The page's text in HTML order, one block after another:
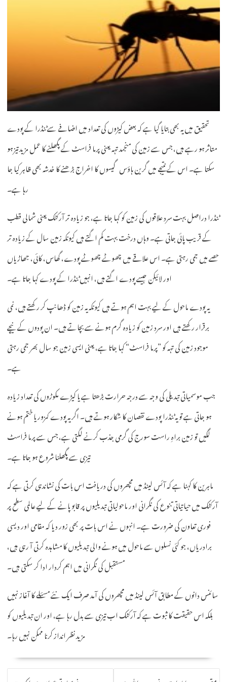
تحقیق میں یہ بھی بتایا گیا ہے کہ بعض کیڑوں کی تعداد میں اضافے سے ٹنڈرا کے پودے
متاثر ہو رہے ہیں، جس سے زمین کی منجمد تہہ یعنی پرما فراسٹ کے پگھلنے کا عمل مزید تیز ہو
سکتا ہے۔ اس کے نتیجے میں گرین ہاؤس گیسوں کا اخراج بڑھنے کا خدشہ بھی ظاہر کیا جا
رہا ہے۔
ٹنڈرا دراصل بہت سرد علاقوں کی زمین کو کہا جاتا ہے، جو زیادہ تر آرکٹک یعنی شمالی قطب
کے قریب پائی جاتی ہے۔ وہاں درخت بہت کم اگتے ہیں کیونکہ زمین سال کے زیادہ تر
حصے میں جمی رہتی ہے۔ اس علاقے میں چھوٹے چھوٹے پودے، گھاس، کائی، جھاڑیاں
اور لائیکن جیسے پودے اگتے ہیں، انہیں ٹنڈرا کے پودے کہا جاتا ہے۔
یہ پودے ماحول کے لیے بہت اہم ہوتے ہیں کیونکہ یہ زمین کو ڈھانپ کر رکھتے ہیں، نمی
برقرار رکھتے ہیں اور سرد زمین کو زیادہ گرم ہونے سے بچاتے ہیں۔ ان پودوں کے نیچے
موجود زمین کی تہہ کو ”پرما فراسٹ“ کہا جاتا ہے، یعنی ایسی زمین جو سال بھر جمی رہتی
ہے۔
جب موسمیاتی تبدیلی کی وجہ سے درجہ حرارت بڑھتا ہے یا کیڑے مکوڑوں کی تعداد زیادہ
ہو جاتی ہے تو یہ ٹنڈرا پودے نقصان کا شکار ہوتے ہیں۔ اگر یہ پودے کمزور یا ختم ہونے
لگیں تو زمین براہِ راست سورج کی گرمی جذب کرنے لگتی ہے، جس سے پرما فراسٹ
تیزی سے پگھلنا شروع ہو جاتا ہے۔
ماہرین کا کہنا ہے کہ آئس لینڈ میں مچھروں کی دریافت اس بات کی نشاندہی کرتی ہے کہ
آرکٹک میں حیاتیاتی تنوع کی نگرانی اور ماحولیاتی تبدیلیوں پر قابو پانے کے لیے عالمی سطح پر
فوری تعاون کی ضرورت ہے۔ انہوں نے اس بات پر بھی زور دیا کہ مقامی اور دیسی
برادریاں، جو کئی نسلوں سے ماحول میں ہونے والی تبدیلیوں کا مشاہدہ کرتی آ رہی ہیں،
مستقبل کی نگرانی میں اہم کردار ادا کر سکتی ہیں۔
سائنس دانوں کے مطابق آئس لینڈ میں مچھروں کی آمد صرف ایک نئے مسئلے کا آغاز نہیں
بلکہ اس حقیقت کا ثبوت ہے کہ آرکٹک اب تیزی سے بدل رہا ہے، اور ان تبدیلیوں کو
مزید نظر انداز کرنا ممکن نہیں رہا۔